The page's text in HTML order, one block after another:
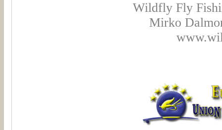
Wildfly Fly
Mirko